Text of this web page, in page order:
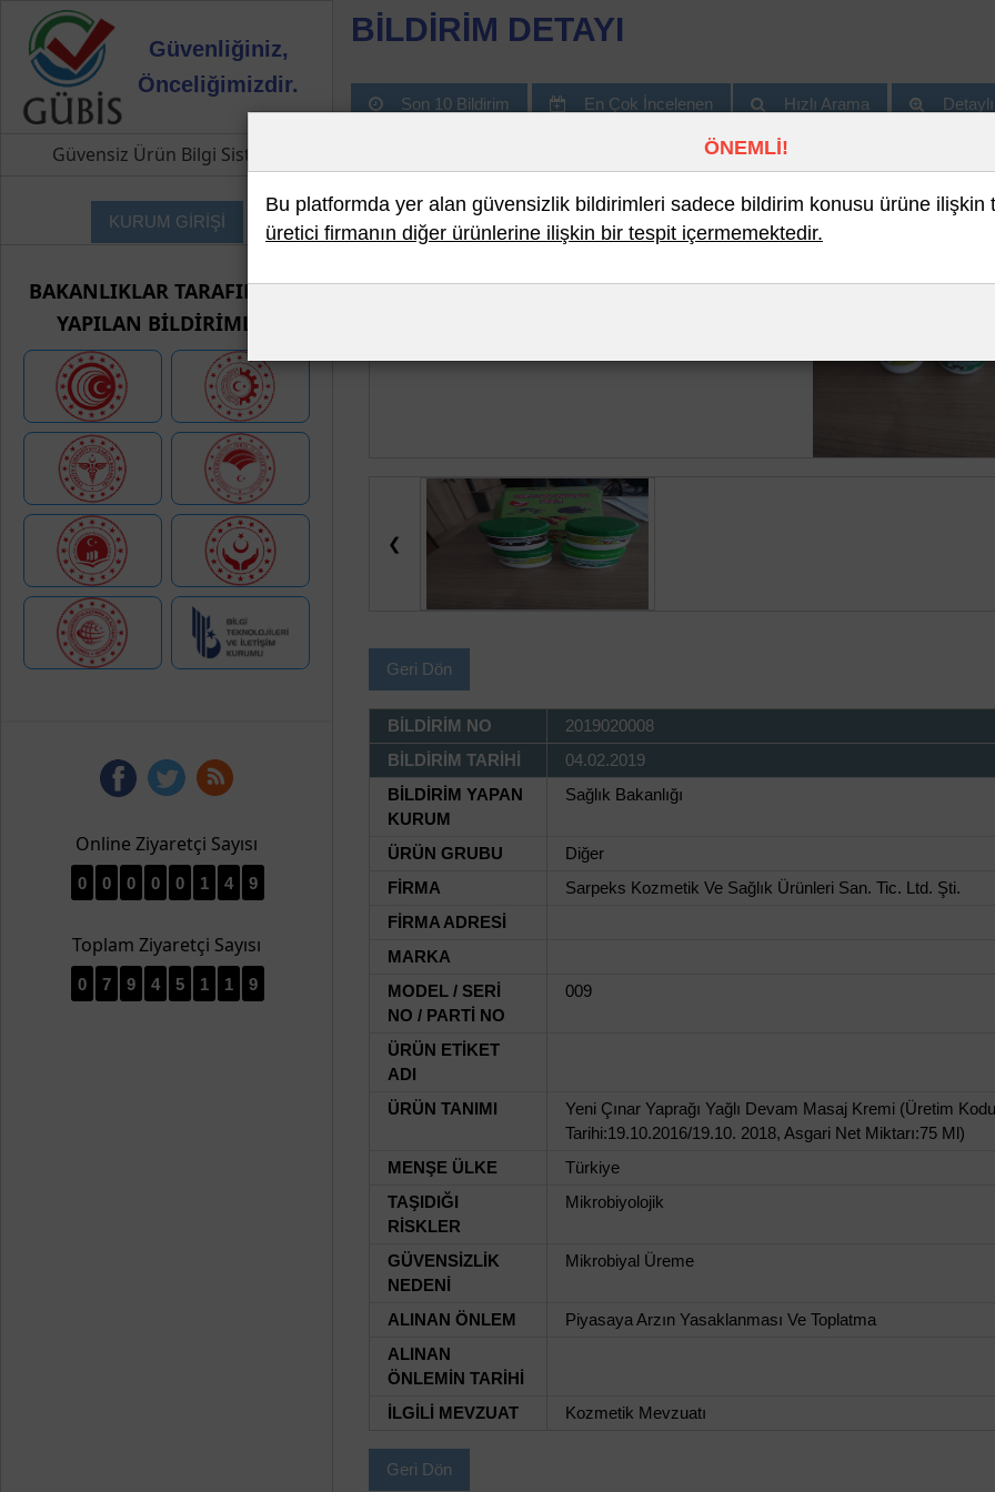
Güvenliğiniz,
Önceliğimizdir.
Güvensiz Ürün Bilgi Sistemi
KURUM GİRİŞİ
BAKANLIKLAR TARAFINDAN
YAPILAN BİLDİRİMLER
Online Ziyaretçi Sayısı
0 0 0 0 0 1 4 9
Toplam Ziyaretçi Sayısı
0 7 9 4 5 1 1 9
BİLDİRİM DETAYI
Son 10 Bildirim En Çok İncelenen Hızlı Arama
❮
Geri Dön
BİLDİRİM NO
2019020008
BİLDİRİM TARİHİ
04.02.2019
BİLDİRİM YAPAN
KURUM
Sağlık Bakanlığı
ÜRÜN GRUBU
Diğer
FİRMA
Sarpeks Kozmetik Ve Sağlık Ürünleri San. Tic. Ltd. Şti.
FİRMA ADRESİ
MARKA
MODEL / SERİ
NO / PARTİ NO
009
ÜRÜN ETİKET
ADI
ÜRÜN TANIMI
Yeni Çınar Yaprağı Yağlı Devam Masaj Kremi (Üretim
Tarihi:19.10.2016/19.10. 2018, Asgari Net Miktarı:75 Ml)
MENŞE ÜLKE
Türkiye
TAŞIDIĞI
RİSKLER
Mikrobiyolojik
GÜVENSİZLİK
NEDENİ
Mikrobiyal Üreme
ALINAN ÖNLEM
Piyasaya Arzın Yasaklanması Ve Toplatma
ALINAN
ÖNLEMİN TARİHİ
İLGİLİ MEVZUAT
Kozmetik Mevzuatı
Geri Dön
ÖNEMLİ!
Bu platformda yer alan güvensizlik bildirimleri sadece bildirim konusu ürüne ilişkin
üretici firmanın diğer ürünlerine ilişkin bir tespit içermemektedir.